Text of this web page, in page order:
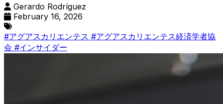
Gerardo Rodríguez
February 16, 2026
#アグアスカリエンテス #アグアスカリエンテス経済学者協
会 #インサイダー